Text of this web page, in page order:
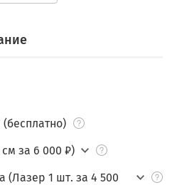
за 6 000 ₽)
(Лазер 1 шт. за 4 500